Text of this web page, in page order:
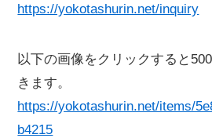
https://yokotashurin.net/inquiry
以下の画像をクリックすると
きます。
https://yokotashurin.net/items/
b4215